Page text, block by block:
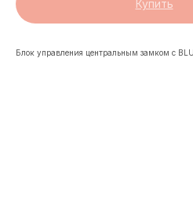
Купить
Блок управления центральным замком с